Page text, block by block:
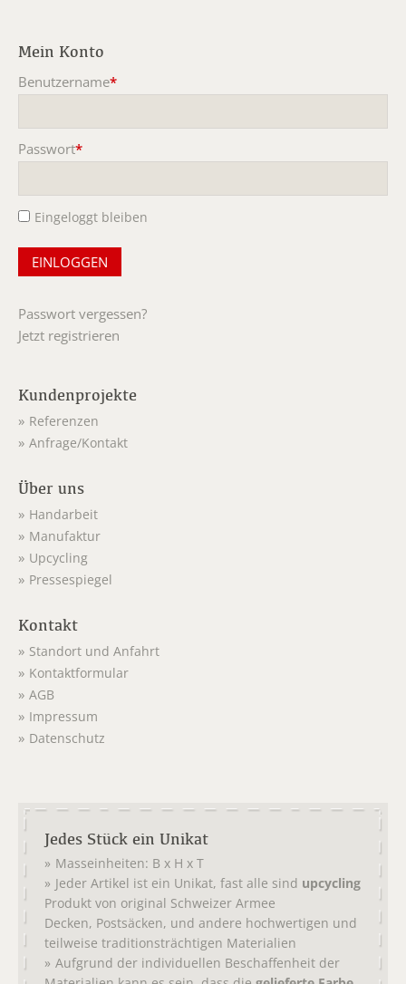
Mein Konto
Benutzername*
Passwort*
Eingeloggt bleiben
Passwort vergessen?
Jetzt registrieren
Kundenprojekte
Referenzen
Anfrage/Kontakt
Über uns
Handarbeit
Manufaktur
Upcycling
Pressespiegel
Kontakt
Standort und Anfahrt
Kontaktformular
AGB
Impressum
Datenschutz
Jedes Stück ein Unikat
Masseinheiten: B x H x T
Jeder Artikel ist ein Unikat, fast alle sind upcycling
Produkt von original Schweizer Armee
Decken, Postsäcken, und andere hochwertigen und
teilweise traditionsträchtigen Materialien
Aufgrund der individuellen Beschaffenheit der